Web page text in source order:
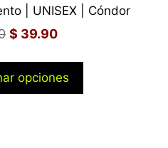
| UNISEX | Cóndor
$ 39.90
opciones